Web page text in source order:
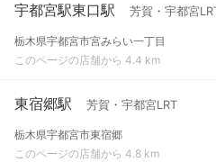
宇都宮駅東口駅 芳賀・宇都宮
栃木県宇都宮市宮みらい一丁目
このページの店舗から 4.4 km
東宿郷駅 芳賀・宇都宮LRT
栃木県宇都宮市東宿郷
このページの店舗から 4.8 km